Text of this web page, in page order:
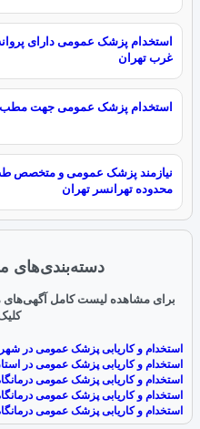
استخدام پزشک عمومی دارای
غرب تهران
استخدام پزشک عمومی جهت مطب
نیازمند پزشک عمومی و متخصص
محدوده تهرانسر تهران
دسته‌بندی‌های
برای مشاهده لیست کامل آگهی‌های
استخدام و کاریابی پزشک عمومی در
استخدام و کاریابی پزشک عمومی در
استخدام و کاریابی پزشک عمومی
استخدام و کاریابی پزشک عمومی
استخدام و کاریابی پزشک عمومی